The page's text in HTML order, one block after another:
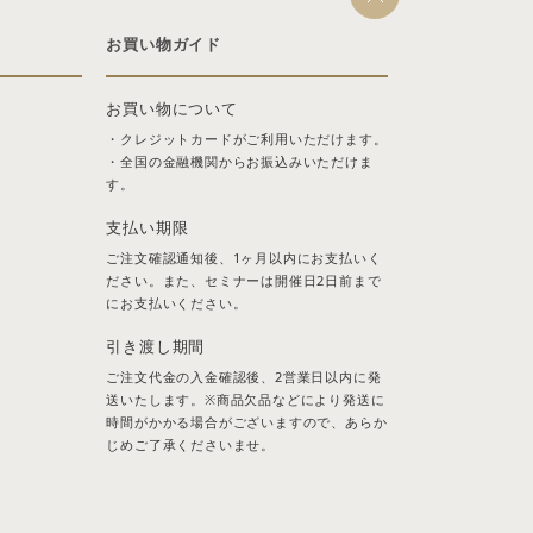
お買い物ガイド
お買い物について
・クレジットカードがご利用いただけます。
・全国の金融機関からお振込みいただけま
す。
支払い期限
ご注文確認通知後、1ヶ月以内にお支払いく
ださい。また、セミナーは開催日2日前まで
にお支払いください。
引き渡し期間
ご注文代金の入金確認後、2営業日以内に発
送いたします。※商品欠品などにより発送に
時間がかかる場合がございますので、あらか
じめご了承くださいませ。